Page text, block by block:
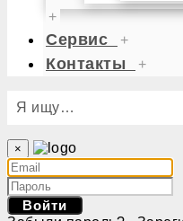
+
Сервис +
Контакты +
Я ищу…
×
Войти